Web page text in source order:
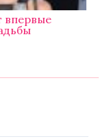
впервые